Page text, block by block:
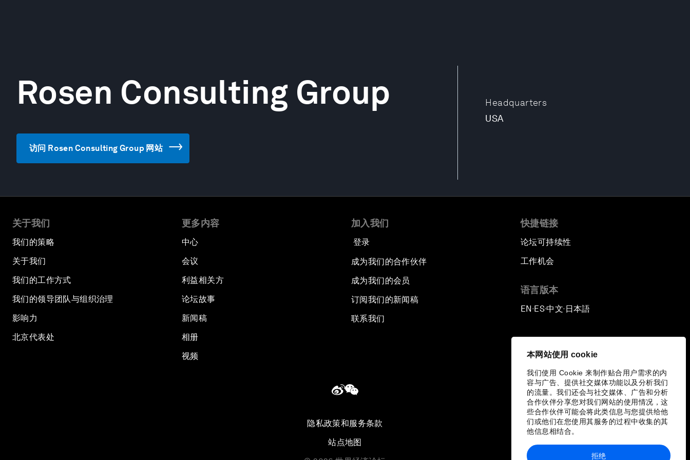
本网站使用 cookie
我们使用 Cookie 来制作贴合用户需求的内
容与广告、提供社交媒体功能以及分析我们
的流量。我们还会与社交媒体、广告和分析
合作伙伴分享您对我们网站的使用情况，这
些合作伙伴可能会将此类信息与您提供给他
们或他们在您使用其服务的过程中收集的其
他信息相结合。
拒绝
Headquarters
USA
Rosen Consulting Group
访问 Rosen Consulting Group 网站
关于我们
我们的策略
关于我们
我们的工作方式
我们的领导团队与组织治理
影响力
北京代表处
更多内容
中心
会议
利益相关方
论坛故事
新闻稿
相册
视频
加入我们
登录
成为我们的合作伙伴
成为我们的会员
订阅我们的新闻稿
联系我们
快捷链接
论坛可持续性
工作机会
语言版本
EN ▪ES▪中文▪ 日本語
隐私政策和服务条款
站点地图